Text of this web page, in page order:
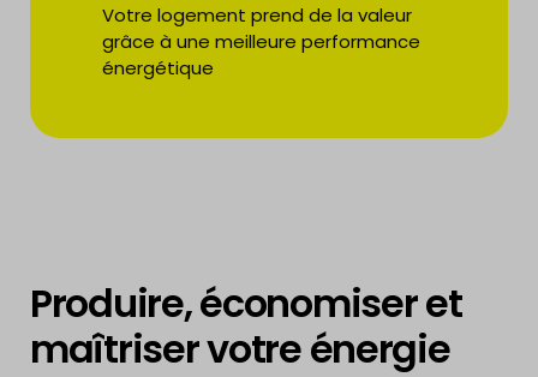
Votre logement prend de la valeur
grâce à une meilleure performance
énergétique
Produire, économiser et
maîtriser votre énergie